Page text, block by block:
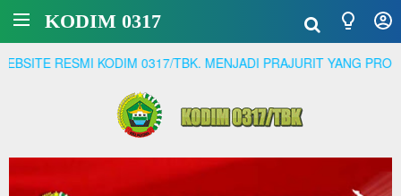
KODIM 0317
KODIM 0317/TBK. MENJADI PRAJURIT YANG